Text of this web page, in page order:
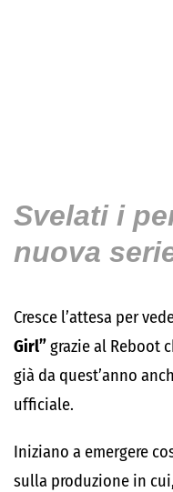
Svelati i
nuova
Cresce l’attesa per
Girl”grazie al Reboot
già da quest’anno
ufficiale.
Iniziano a emergere
sulla produzione in